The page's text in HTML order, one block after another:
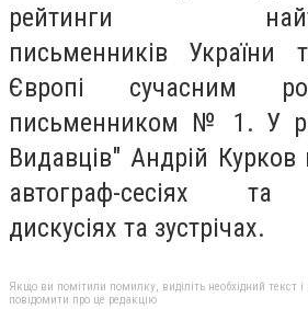
рейтинги
письменників України
Європі сучасним
письменником № 1. У
Видавців" Андрій Курков
автограф-сесіях та
дискусіях та зустрічах.
Якщо ви помітили помилку, виділіть необхідний текст
повідомити про це редакцію